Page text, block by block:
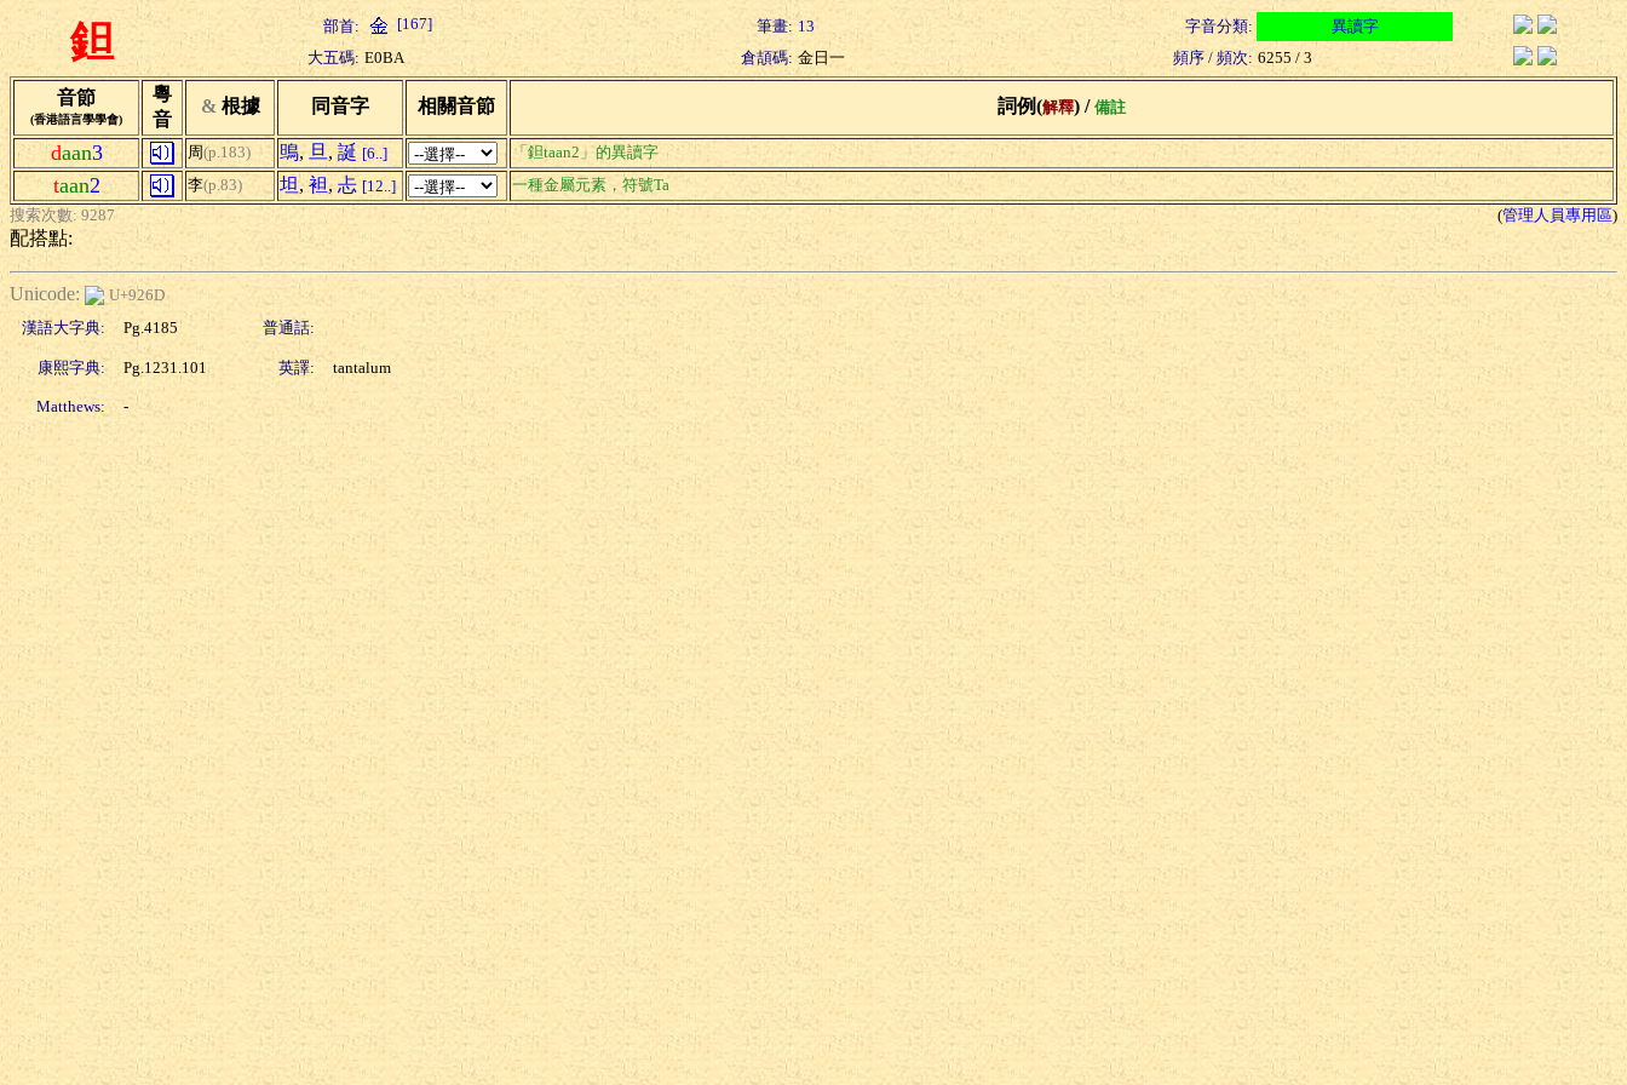
鉭 部首: [167] 筆畫: 13 字音分類:
異讀字
大五碼: E0BA 倉頡碼: 金日一 頻序 / 頻次: 6255 / 3
音節
(香港語言學學會)
粵
音
& 根據 同音字 相關音節 詞例(解釋) / 備註
daan3 周(p.183) 鴠, 旦 , 誕 [6..] 「鉭taan2」的異讀字
taan2 李(p.83) 坦 , 袒, 忐 [12..]
一種金屬元素，符號Ta
搜索次數: 9287
(管理人員專用區)
配搭點:
Unicode:
U+926D
漢語大字典:
Pg.4185 普通話:
康熙字典: Pg.1231.101 英譯: tantalum
Matthews: -